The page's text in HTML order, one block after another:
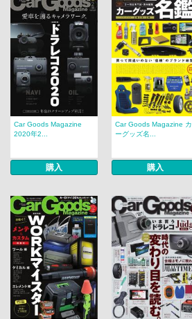
Car Goods Magazine
2020年2...
購入
Car Goods Magazine カ
ーグッズ名...
購入